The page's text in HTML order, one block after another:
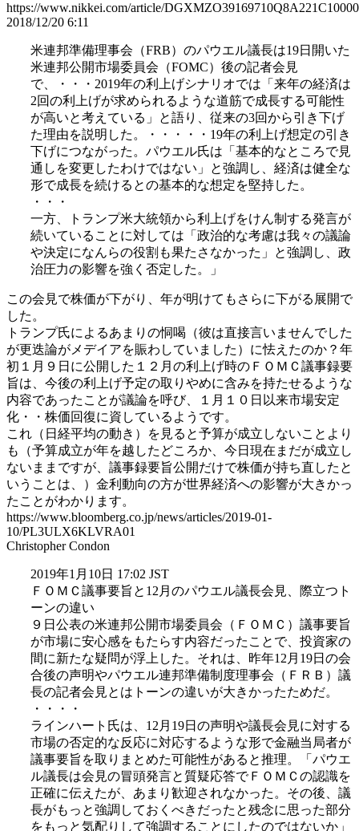
https://www.nikkei.com/article/
2018/12/20 6:11
米連邦準備理事会（FRB）のパウエル議長は19日開いた
米連邦公開市場委員会（FOMC）後の記者会見
で、・・・2019年の利上げシナリオでは「来年の経済は
2回の利上げが求められるような道筋で成長する可能性
が高いと考えている」と語り、従来の3回から引き下げ
た理由を説明した。・・・・・19年の利上げ想定の引き
下げにつながった。パウエル氏は「基本的なところで見
通しを変更したわけではない」と強調し、経済は健全な
形で成長を続けるとの基本的な想定を堅持した。
・・・
一方、トランプ米大統領から利上げをけん制する発言が
続いていることに対しては「政治的な考慮は我々の議論
や決定になんらの役割も果たさなかった」と強調し、政
治圧力の影響を強く否定した。」
この会見で株価が下がり、年が明けてもさらに下がる展開で
した。
トランプ氏によるあまりの恫喝（彼は直接言いませんでした
が更迭論がメデイアを賑わしていました）に怯えたのか？年
初１月９日に公開した１２月の利上げ時のＦＯＭＣ議事録要
旨は、今後の利上げ予定の取りやめに含みを持たせるような
内容であったことが議論を呼び、１月１０日以来市場安定
化・・株価回復に資しているようです。
これ（日経平均の動き）を見ると予算が成立しないことより
も（予算成立が年を越したどころか、今日現在まだが成立し
ないままですが、議事録要旨公開だけで株価が持ち直したと
いうことは、）金利動向の方が世界経済への影響が大きかっ
たことがわかります。
https://www.bloomberg.co.jp/news/articles/2019-01-
10/PL3ULX6KLVRA01
Christopher Condon
2019年1月10日 17:02 JST
ＦＯＭＣ議事要旨と12月のパウエル議長会見、際立つト
ーンの違い
９日公表の米連邦公開市場委員会（ＦＯＭＣ）議事要旨
が市場に安心感をもたらす内容だったことで、投資家の
間に新たな疑問が浮上した。それは、昨年12月19日の会
合後の声明やパウエル連邦準備制度理事会（ＦＲＢ）議
長の記者会見とはトーンの違いが大きかったためだ。
・・・・
ラインハート氏は、12月19日の声明や議長会見に対する
市場の否定的な反応に対応するような形で金融当局者が
議事要旨を取りまとめた可能性があると推理。「パウエ
ル議長は会見の冒頭発言と質疑応答でＦＯＭＣの認識を
正確に伝えたが、あまり歓迎されなかった。その後、議
長がもっと強調しておくべきだったと残念に思った部分
をもっと気配りして強調することにしたのではないか」